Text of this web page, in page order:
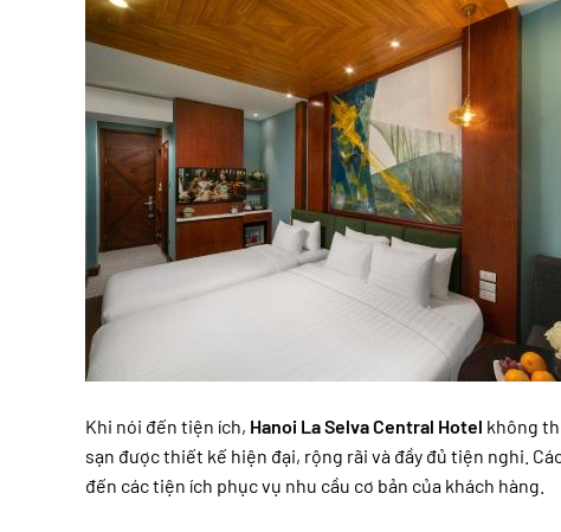
Khi nói đến tiện ích, Hanoi La Selva Central Hotel không
sạn được thiết kế hiện đại, rộng rãi và đầy đủ tiện nghi.
đến các tiện ích phục vụ nhu cầu cơ bản của khách hàng.